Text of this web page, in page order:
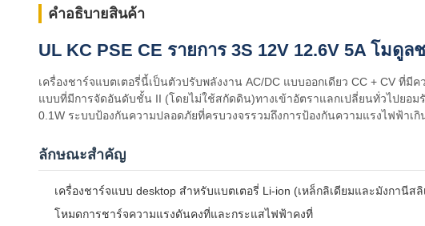
คําอธิบายสินค้า
UL KC PSE CE รายการ 3S 12V 12.6V 5A โมดู
เครื่องชาร์จแบตเตอรี่นี้เป็นตัวปรับพลังงาน AC/DC แบบออกเดียว CC + CV ที่
แบบที่มีการจัดอันดับชั้น II (โดยไม่ใช้สกัดดิน)ทางเข้าอัตราแลกเปลี่ยนทั่วไปยอ
0.1W ระบบป้องกันความปลอดภัยที่ครบวงจรรวมถึงการป้องกันความแรงไฟฟ้า
ลักษณะสําคัญ
เครื่องชาร์จแบบ desktop สําหรับแบตเตอรี่ Li-ion (เหล็กลิเดียมและมังกานีสลิ
โหมดการชาร์จความแรงดันคงที่และกระแสไฟฟ้าคงที่